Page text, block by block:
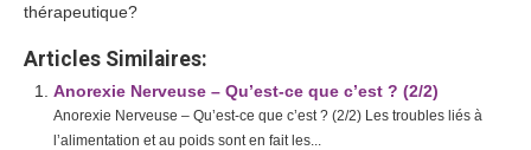
thérapeutique?
Articles Similaires:
Anorexie Nerveuse – Qu’est-ce que c’est ? (2/2)
Anorexie Nerveuse – Qu’est-ce que c’est ? (2/2) Les troubles liés à
l’alimentation et au poids sont en fait les...